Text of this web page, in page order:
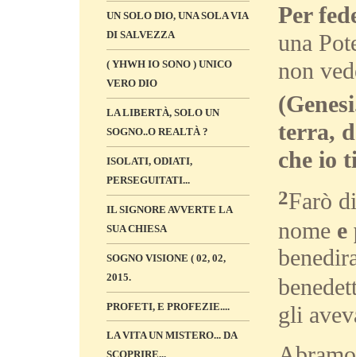
UN SOLO DIO, UNA SOLA VIA
DI SALVEZZA
( YHWH IO SONO ) UNICO
VERO DIO
LA LIBERTÀ, SOLO UN
SOGNO..O REALTÀ ?
ISOLATI, ODIATI,
PERSEGUITATI...
IL SIGNORE AVVERTE LA
SUA CHIESA
SOGNO VISIONE ( 02, 02,
2015.
PROFETI, E PROFEZIE....
LA VITA UN MISTERO... DA
Per
una
non
terra,
che io
2Farò
nome e
gli